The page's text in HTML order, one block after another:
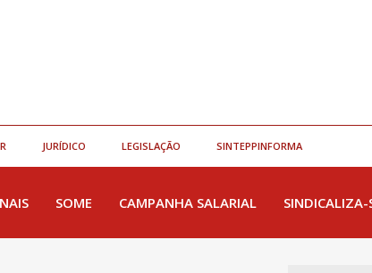
JURÍDICO LEGISLAÇÃO SINTEPPINFORMA
SOME CAMPANHA SALARIAL SINDICALIZA-